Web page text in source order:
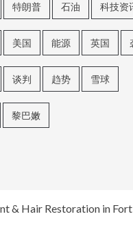
特朗普 石油 科技资
美国 能源 英国
谈判 趋势 雪球
黎巴嫩
& Hair Restoration in Fort